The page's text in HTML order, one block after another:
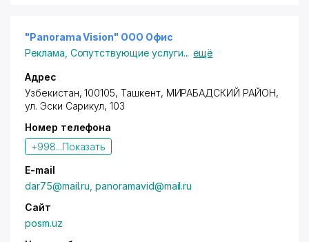
планшетов, перетяжек, сити форматов,
брэндмауэров, крышных установок, маркиз,
штендеров, призматронов;
- световая реклама (неоновые буквы, световые
короба);
- дизайн рекламы;
- изготовление выставочных конструкций;
- оформление автотранспорта.
"Panorama Vision" OOO Офис
Реклама Сопутствующие услуги... ещё
Адрес
Узбекистан, 100105, Ташкент, МИРАБАДСКИЙ РАЙОН,
ул. Эски Сарикул, 103
Номер телефона
+998...Показать
E-mail
dar75@mail.ru, panoramavid@mail.ru
Сайт
posm.uz